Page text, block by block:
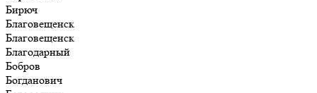
Бирюч
Благовещенск
Благовещенск
Благодарный
Бобров
Богданович